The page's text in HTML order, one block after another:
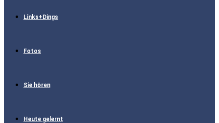
Links+Dings
Fotos
Sie hören
Heute gelernt